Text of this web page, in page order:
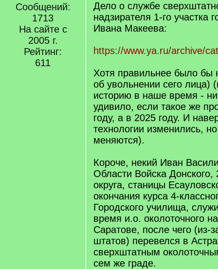
Сообщений:
1713
На сайте с
2005 г.
Рейтинг:
611
Дело о службе
надзирателя 1-го участка
Ивана Макеева:
https://www.ya.ru/archive/
Хотя правильнее было бы
об увольнении сего лица)
историю в наше время -
удивило, если такое же
году, а в 2025 году. И
технологии изменились,
меняются).
Короче, некий Иван
Области Войска Донского,
округа, станицы
окончания курса 4-
Городского училища,
время и.о. околоточного
Саратове, после чего (из-
штатов) перевелся в
сверхштатным
сем же граде.